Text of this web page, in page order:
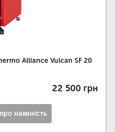
Alliance Vulcan SF 20
22 500 грн
наявність